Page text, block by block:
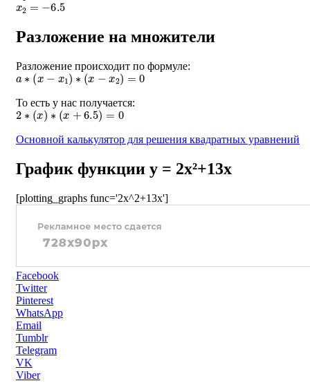
Разложение на множители
Разложение происходит по формуле:
a ∗(x−x1)∗ (x−x2)=0
То есть у нас получается:
2∗(x)∗( x+6.5)=0
Основной калькулятор для решения квадратных уравнений
График функции y = 2x²+13x
[plotting_graphs func='2x^2+13x']
Facebook
Twitter
Pinterest
WhatsApp
Email
Tumblr
Telegram
VK
Viber